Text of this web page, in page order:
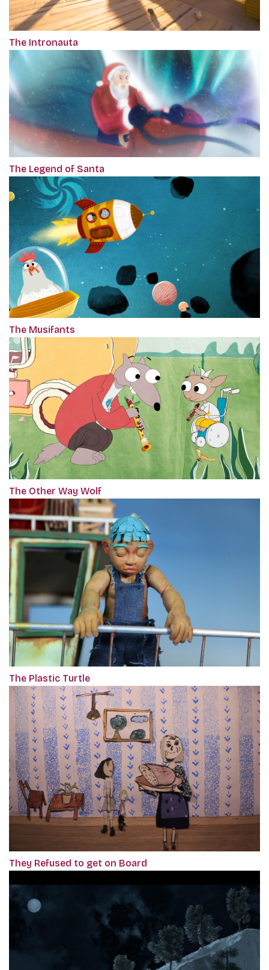
The Intronauta
The Legend of Santa
The Musifants
The Other Way Wolf
The Plastic Turtle
They Refused to get on Board